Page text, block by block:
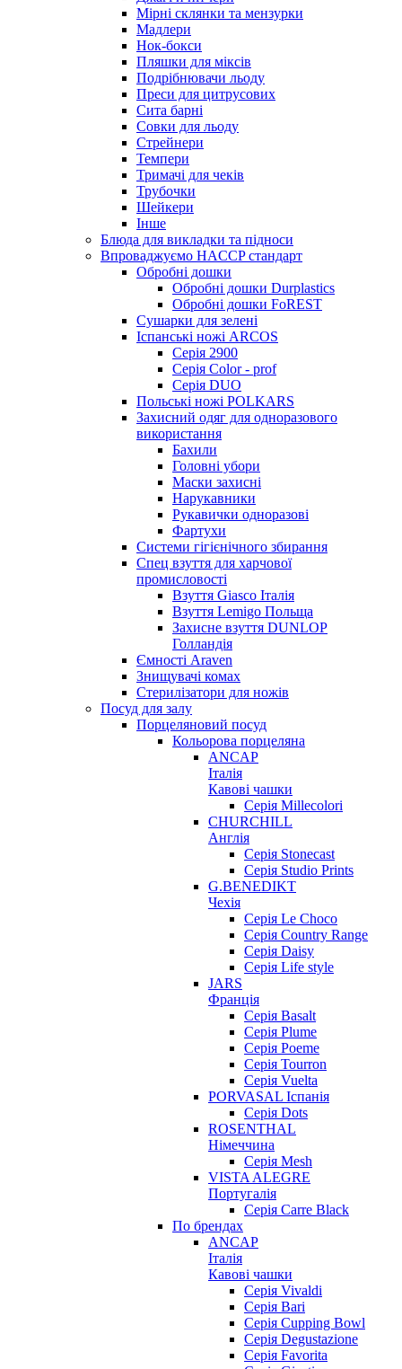
Мірні склянки та мензурки
Мадлери
Нок-бокси
Пляшки для міксів
Подрібнювачи льоду
Преси для цитрусових
Сита барні
Совки для льоду
Стрейнери
Темпери
Тримачі для чеків
Трубочки
Шейкери
Інше
Блюда для викладки та підноси
Впроваджуємо HACCP стандарт
Обробні дошки
Обробні дошки Durplastics
Обробні дошки FoREST
Сушарки для зелені
Іспанські ножі ARCOS
Серія 2900
Серія Color - prof
Серія DUO
Польські ножі POLKARS
Захисний одяг для одноразового
використання
Бахили
Головні убори
Маски захисні
Нарукавники
Рукавички одноразові
Фартухи
Системи гігієнічного збирання
Спец взуття для харчової
промисловості
Взуття Giasco Італія
Взуття Lemigo Польща
Захисне взуття DUNLOP
Голландія
Ємності Araven
Знищувачі комах
Стерилізатори для ножів
Посуд для залу
Порцеляновий посуд
Кольорова порцеляна
ANCAP
Італія
Кавові чашки
Серія Millecolori
CHURCHILL
Англія
Серія Stonecast
Серія Studio Prints
G.BENEDIKT
Чехія
Cерія Le Choco
Серія Country Range
Серія Daisy
Серія Life style
JARS
Франція
Серія Basalt
Серія Plume
Серія Poeme
Серія Tourron
Серія Vuelta
PORVASAL Іспанія
Серія Dots
ROSENTHAL
Німеччина
Серія Mesh
VISTA ALEGRE
Португалія
Серія Carre Black
По брендах
ANCAP
Італія
Кавові чашки
Cерія Vivaldi
Серія Bari
Серія Cupping Bowl
Серія Degustazione
Серія Favorita